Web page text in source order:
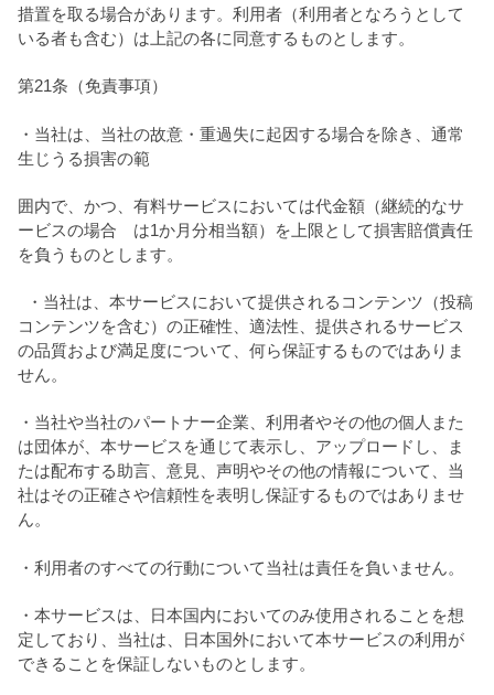
措置を取る場合があります。利用者（利用者となろうとして
いる者も含む）は上記の各に同意するものとします。
第21条（免責事項）
・当社は、当社の故意・重過失に起因する場合を除き、通常
生じうる損害の範
囲内で、かつ、有料サービスにおいては代金額（継続的なサ
ービスの場合 は1か月分相当額）を上限として損害賠償責任
を負うものとします。
・当社は、本サービスにおいて提供されるコンテンツ（投稿
コンテンツを含む）の正確性、適法性、提供されるサービス
の品質および満足度について、何ら保証するものではありま
せん。
・当社や当社のパートナー企業、利用者やその他の個人また
は団体が、本サービスを通じて表示し、アップロードし、ま
たは配布する助言、意見、声明やその他の情報について、当
社はその正確さや信頼性を表明し保証するものではありませ
ん。
・利用者のすべての行動について当社は責任を負いません。
・本サービスは、日本国内においてのみ使用されることを想
定しており、当社は、日本国外において本サービスの利用が
できることを保証しないものとします。